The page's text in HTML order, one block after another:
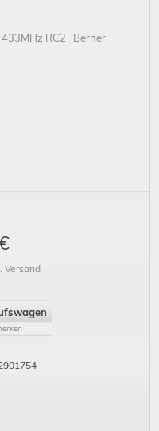
433MHz RC2 Berner
Versand